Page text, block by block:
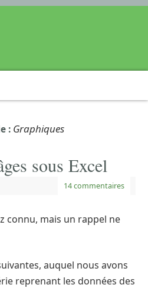
: Graphiques
sous Excel
14 commentaires
connu, mais un rappel ne
auquel nous avons
reprenant les données des